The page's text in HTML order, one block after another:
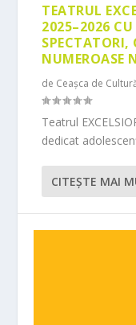
TEATRUL
2025–2026 CU
SPECTATORI,
NUMEROASE
de Ceașca de
Teatrul
dedicat
CITEŞTE MAI